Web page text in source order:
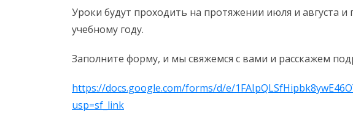
Уроки будут проходить на протяжении июля и августа
учебному году.
Заполните форму, и мы свяжемся с вами и расскажем
https://docs.google.com/forms/d/e/
usp=sf_link